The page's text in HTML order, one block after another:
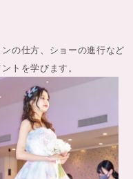
の仕方、ショーの進行など
トを学びます。